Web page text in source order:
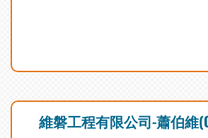
工程、景觀設備工程、泥作工
綠化工程、地坪鋪面工程
維磐工程有限公司-蕭伯維